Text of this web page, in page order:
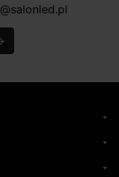
arrow_drop_down
arrow_drop_down
arrow_drop_down